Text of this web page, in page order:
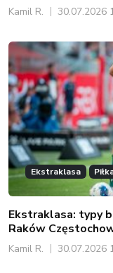
Kamil R. 30.07.2026
Ekstraklasa
Ekstraklasa: typy
Raków
Kamil R. 30.07.2026